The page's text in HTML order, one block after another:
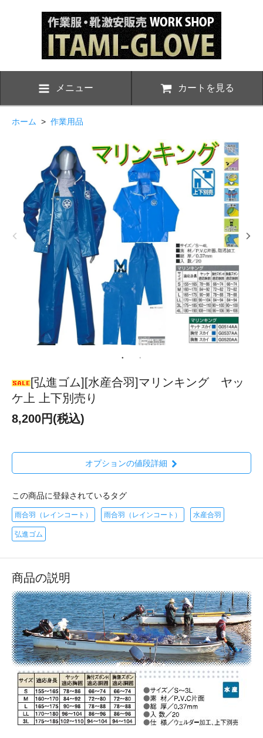
メニュー カートを見る
ホーム > 作業用品
[弘進ゴム][水産合羽]マリンキング ヤッ
ケ上 上下別売り
8,200円(税込)
オプションの値段詳細
この商品に登録されているタグ
雨合羽（レインコート） 雨合羽（レインコート） 水産合羽
弘進ゴム
商品の説明